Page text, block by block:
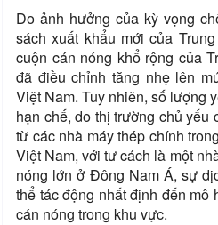
Do ảnh hưởng của kỳ vọng
sách xuất khẩu mới của
cuộn cán nóng khổ rộng của
đã điều chỉnh tăng nhẹ lên
Việt Nam. Tuy nhiên, số lượng
hạn chế, do thị trường chủ yếu
từ các nhà máy thép chính
Việt Nam, với tư cách là một
nóng lớn ở Đông Nam Á, sự
thể tác động nhất định đến mô
cán nóng trong khu vực.